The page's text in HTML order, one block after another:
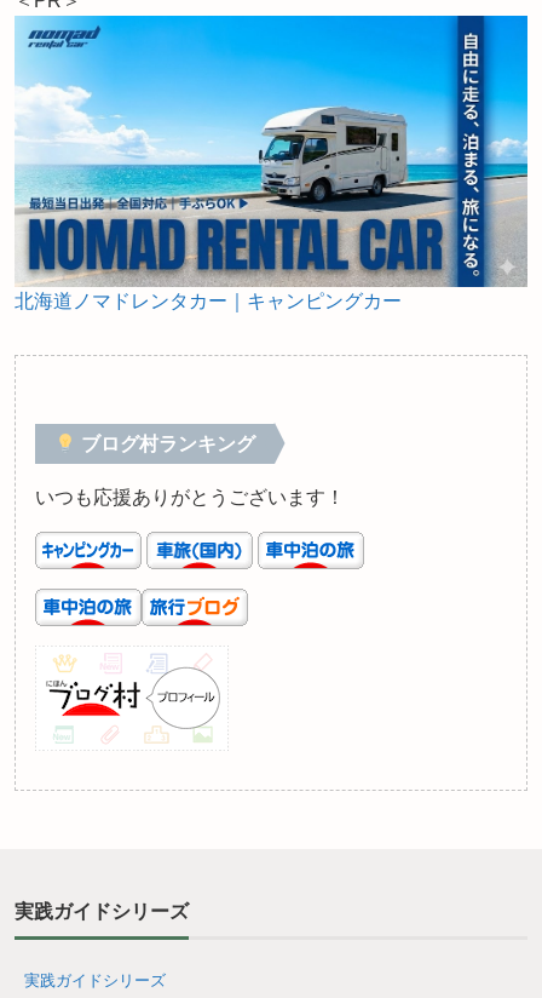
北海道ノマドレンタカー｜キャンピングカー
ブログ村ランキング
いつも応援ありがとうございます！
実践ガイドシリーズ
実践ガイドシリーズ